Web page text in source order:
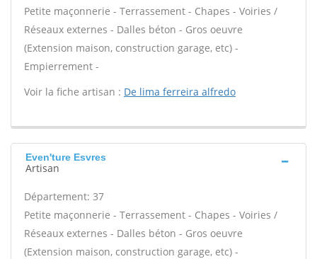
Petite maçonnerie - Terrassement - Chapes - Voiries /
Réseaux externes - Dalles béton - Gros oeuvre
(Extension maison, construction garage, etc) -
Empierrement -
Voir la fiche artisan : De lima ferreira alfredo
Even'ture Esvres
Artisan
Département: 37
Petite maçonnerie - Terrassement - Chapes - Voiries /
Réseaux externes - Dalles béton - Gros oeuvre
(Extension maison, construction garage, etc) -